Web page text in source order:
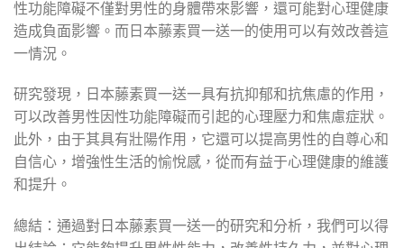
性功能障礙不僅對男性的身體帶來影響，還可能對心理健康
造成負面影響。而日本藤素買一送一的使用可以有效改善這
一情況。
研究發現，日本藤素買一送一具有抗抑郁和抗焦慮的作用，
可以改善男性因性功能障礙而引起的心理壓力和焦慮症狀。
此外，由于其具有壯陽作用，它還可以提高男性的自尊心和
自信心，增強性生活的愉悅感，從而有益于心理健康的維護
和提升。
總結：通過對日本藤素買一送一的研究和分析，我們可以得